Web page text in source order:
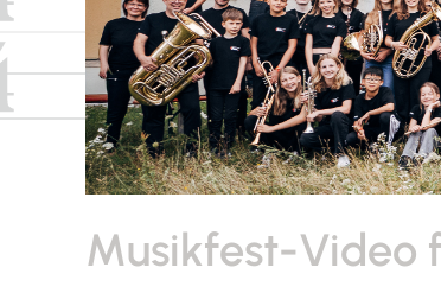
Musikfest-Video